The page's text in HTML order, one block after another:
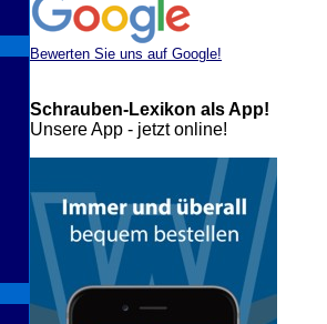
Bewerten Sie uns auf Google!
Schrauben-Lexikon als App!
Unsere App - jetzt online!